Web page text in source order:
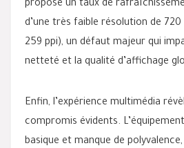
propose un taux de
d’une très faible résolution de
259 ppi), un défaut majeur qui
netteté et la qualité d’affichage
Enfin, l’expérience multimédia
compromis évidents.
basique et manque de